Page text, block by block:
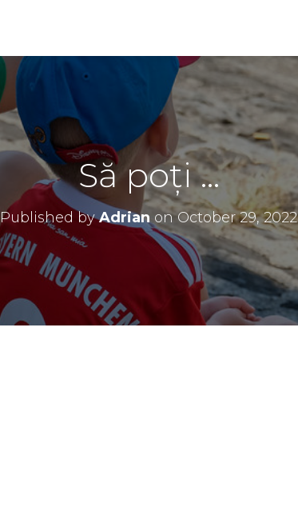
Să poți …
Published byAdrian onOctober 29, 2022